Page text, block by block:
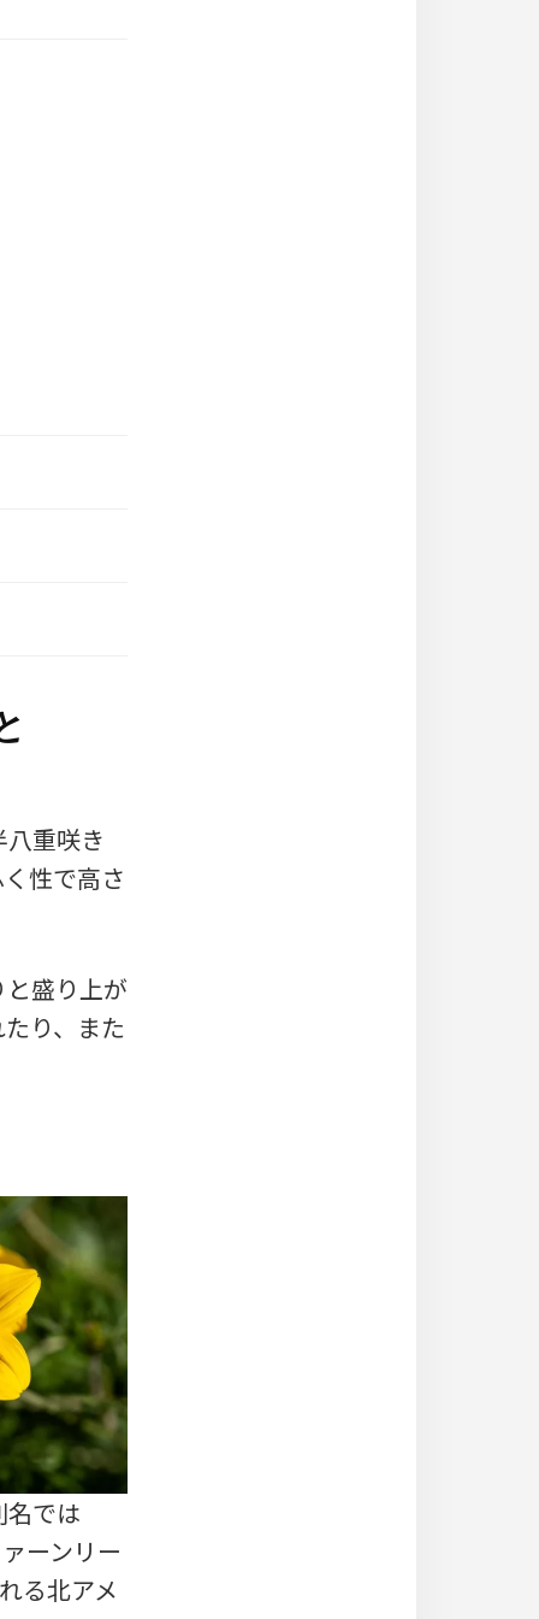
重咲き
性で高さ
盛り上が
り、また
では
ーンリー
る北アメ